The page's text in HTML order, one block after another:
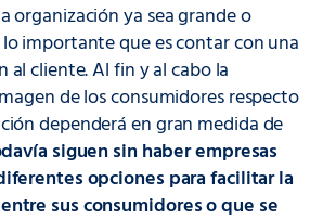
organización ya sea grande o
importante que es contar con una
al cliente. Al fin y al cabo la
de los consumidores respecto
dependerá en gran medida de
siguen sin haber empresas
opciones para facilitar la
sus consumidores o que se